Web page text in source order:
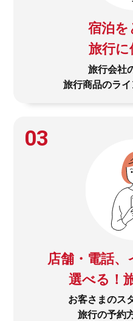
宿泊を
旅行に
旅行会社
旅行商品のライ
03
店舗・電話、
選べる！
お客さまのス
旅行の予約